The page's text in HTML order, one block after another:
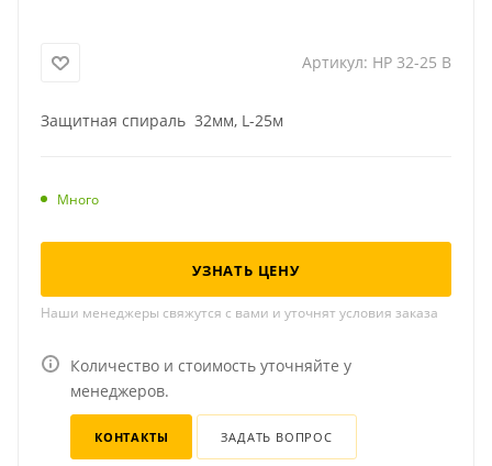
Артикул: HP 32-25 B
Защитная спираль 32мм, L-25м
Много
УЗНАТЬ ЦЕНУ
Наши менеджеры свяжутся с вами и уточнят условия заказа
Количество и стоимость уточняйте у
менеджеров.
КОНТАКТЫ ЗАДАТЬ ВОПРОС